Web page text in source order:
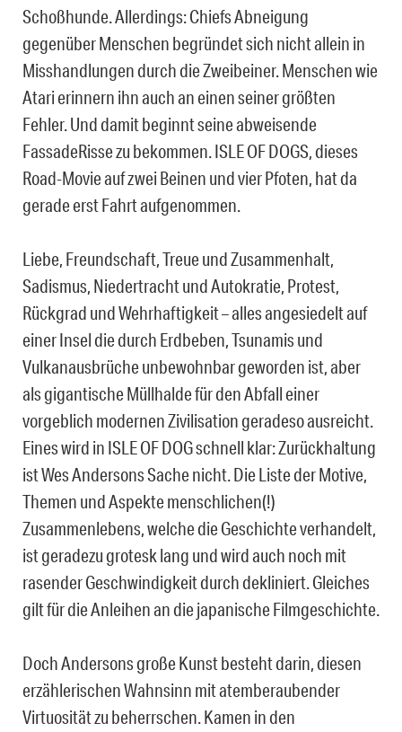
Schoßhunde. Allerdings: Chiefs Abneigung
gegenüber Menschen begründet sich nicht allein in
Misshandlungen durch die Zweibeiner. Menschen wie
Atari erinnern ihn auch an einen seiner größten
Fehler. Und damit beginnt seine abweisende
FassadeRisse zu bekommen. ISLE OF DOGS, dieses
Road-Movie auf zwei Beinen und vier Pfoten, hat da
gerade erst Fahrt aufgenommen.
Liebe, Freundschaft, Treue und Zusammenhalt,
Sadismus, Niedertracht und Autokratie, Protest,
Rückgrad und Wehrhaftigkeit – alles angesiedelt auf
einer Insel die durch Erdbeben, Tsunamis und
Vulkanausbrüche unbewohnbar geworden ist, aber
als gigantische Müllhalde für den Abfall einer
vorgeblich modernen Zivilisation geradeso ausreicht.
Eines wird in ISLE OF DOG schnell klar: Zurückhaltung
ist Wes Andersons Sache nicht. Die Liste der Motive,
Themen und Aspekte menschlichen(!)
Zusammenlebens, welche die Geschichte verhandelt,
ist geradezu grotesk lang und wird auch noch mit
rasender Geschwindigkeit durch dekliniert. Gleiches
gilt für die Anleihen an die japanische Filmgeschichte.
Doch Andersons große Kunst besteht darin, diesen
erzählerischen Wahnsinn mit atemberaubender
Virtuosität zu beherrschen. Kamen in den